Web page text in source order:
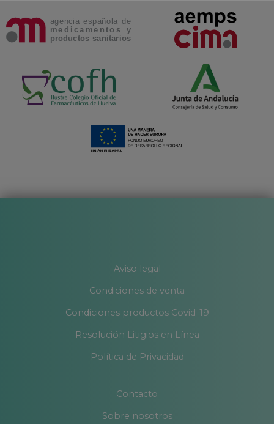
Aviso legal
Condiciones de venta
Condiciones productos Covid-19
Resolución Litigios en Línea
Política de Privacidad
Contacto
Sobre nosotros